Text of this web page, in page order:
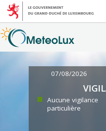
07/08/2026
Aucune vigilance
particulière